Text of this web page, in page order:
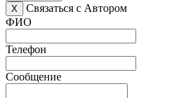
X
Связаться с Автором
ФИО
Телефон
Сообщение